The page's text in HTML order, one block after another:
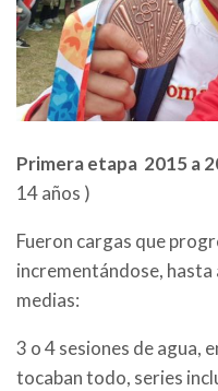
Primera etapa 2015 a
14 años )
Fueron cargas que
incrementándose, hasta
medias:
3 o 4 sesiones de agua,
tocaban todo, series